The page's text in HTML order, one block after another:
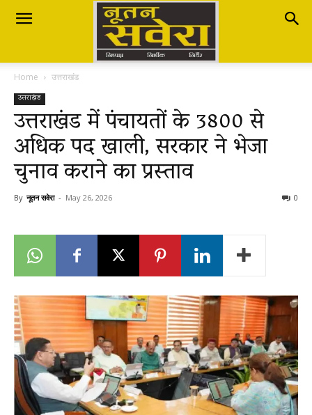
Nutan
Savera
नूतन
सवेरा
Breaking
News
Home उत्तराखंड
उत्तराखंड
उत्तराखंड में पंचायतों के 3800 से
अधिक पद खाली, सरकार ने भेजा
चुनाव कराने का प्रस्ताव
By नूतन सवेरा - May 26, 2026 0